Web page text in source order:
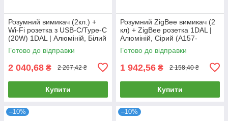
Розумний вимикач (2кл.) +
Wi-Fi розетка з USB-C/Type-C
(20W) 1DAL | Алюміній, Білий
(A157-GSW2G.WF-
STUTC.WF.WT)
Готово до відправки
2 040,68 ₴ 2 267,42 ₴
Купити
Розумний ZigBee вимикач (2
кл) + ZigBee розетка 1DAL |
Алюміній, Сірий (A157-
GSW2G.ZB-ST.ZB.GR)
Готово до відправки
1 942,56 ₴ 2 158,40 ₴
Купити
–10% –10%